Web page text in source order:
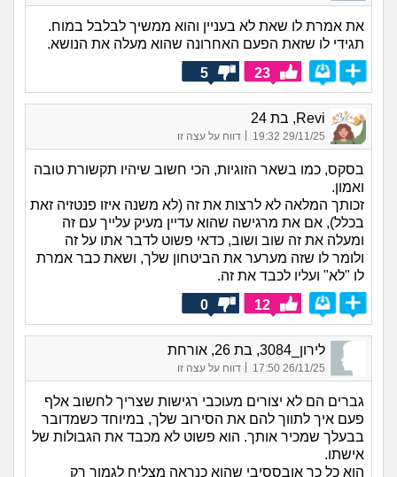
את אמרת לו שאת לא בעניין והוא ממשיך לבלבל במוח.
תגידי לו שזאת הפעם האחרונה שהוא מעלה את הנושא.
23
5
Revi, בת 24
29/11/25 19:32
| דווח על עצה זו
בסקס, כמו בשאר הזוגיות, הכי חשוב שיהיו תקשורת טובה
ואמון.
זכותך המלאה לא לרצות את זה (לא משנה איזו פנטזיה זאת
בכלל), אם את מרגישה שהוא עדיין מעיק עלייך עם זה
ומעלה את זה שוב ושוב, כדאי פשוט לדבר אתו על זה
ולומר לו שזה מערער את הביטחון שלך, ושאת כבר אמרת
לו "לא" ועליו לכבד את זה.
12
0
לירון_3084, בת 26, אורחת
26/11/25 17:50 דווח על עצה זו
גברים הם לא יצורים מעוכבי רגישות שצריך לחשוב אלף
פעם איך לתווך להם את הסירוב שלך, במיוחד כשמדובר
בבעלך שמכיר אותך. הוא פשוט לא מכבד את הגבולות של
אישתו.
הוא כל כך אובססיבי שהוא כנראה מצליח לגמור רק